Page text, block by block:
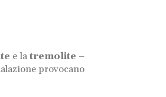
e la tremolite –
provocano